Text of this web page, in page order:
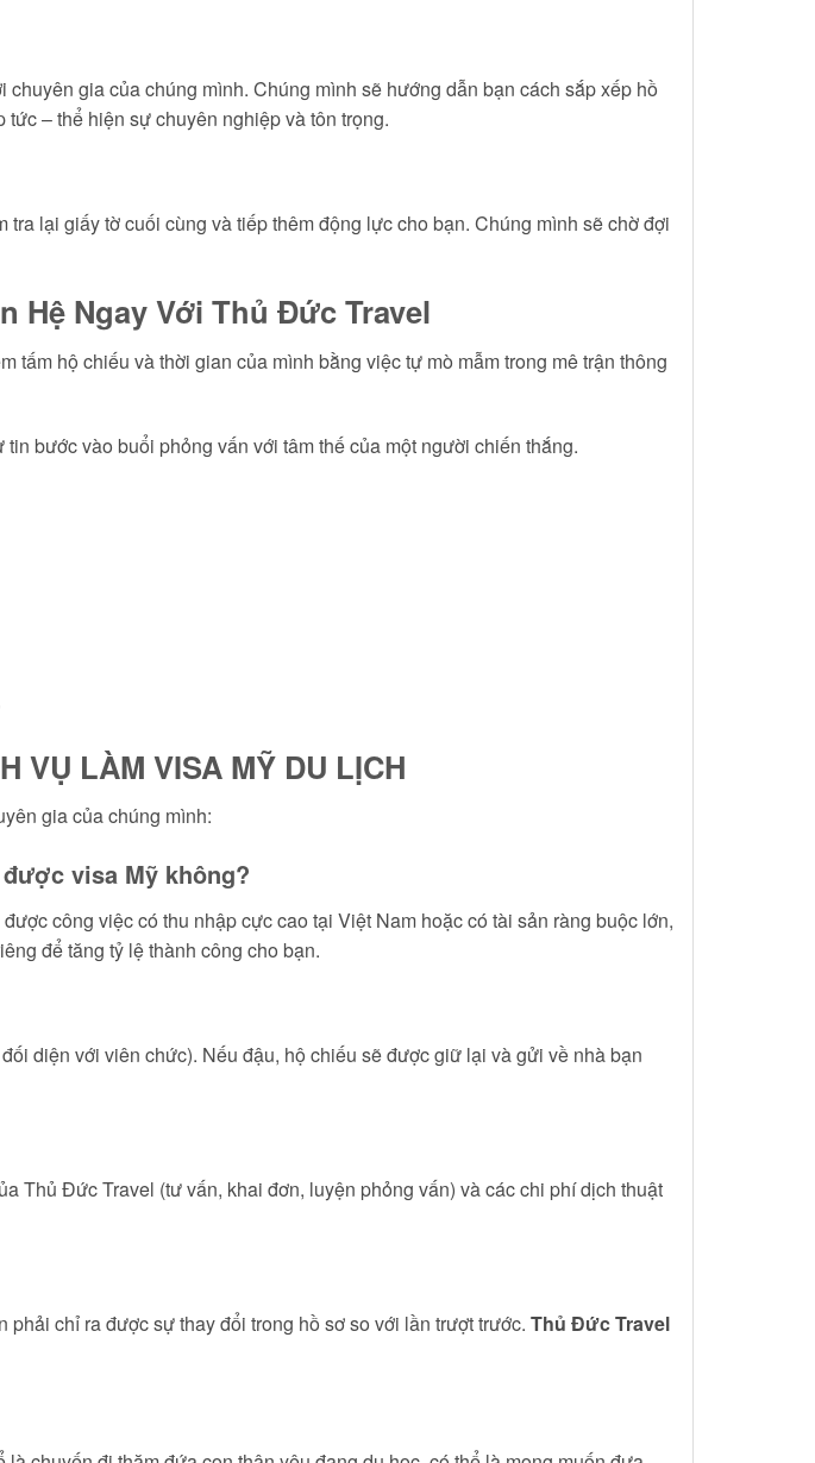
gia của chúng mình. Chúng mình sẽ hướng dẫn bạn cách sắp xếp hồ
– thể hiện sự chuyên nghiệp và tôn trọng.
tra lại giấy tờ cuối cùng và tiếp thêm động lực cho bạn. Chúng mình sẽ chờ đợi
Hệ Ngay Với Thủ Đức Travel
hộ chiếu và thời gian của mình bằng việc tự mò mẫm trong mê trận thông
tin bước vào buổi phỏng vấn với tâm thế của một người chiến thắng.
VỤ LÀM VISA MỸ DU LỊCH
gia của chúng mình:
visa Mỹ không?
công việc có thu nhập cực cao tại Việt Nam hoặc có tài sản ràng buộc lớn,
để tăng tỷ lệ thành công cho bạn.
diện với viên chức). Nếu đậu, hộ chiếu sẽ được giữ lại và gửi về nhà bạn
Thủ Đức Travel (tư vấn, khai đơn, luyện phỏng vấn) và các chi phí dịch thuật
chỉ ra được sự thay đổi trong hồ sơ so với lần trượt trước. Thủ Đức Travel